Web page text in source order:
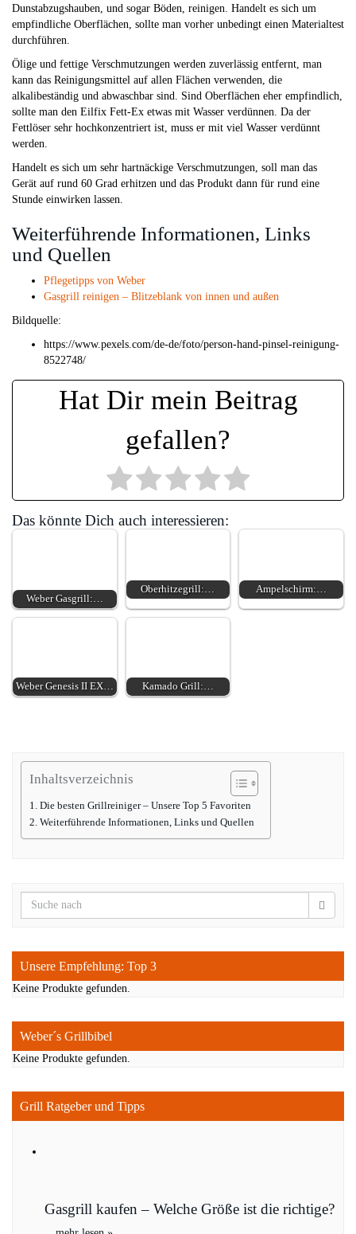
Dunstabzugshauben, und sogar Böden, reinigen. Handelt es sich um
empfindliche Oberflächen, sollte man vorher unbedingt einen Materialtest
durchführen.
Ölige und fettige Verschmutzungen werden zuverlässig entfernt, man
kann das Reinigungsmittel auf allen Flächen verwenden, die
alkalibeständig und abwaschbar sind. Sind Oberflächen eher empfindlich,
sollte man den Eilfix Fett-Ex etwas mit Wasser verdünnen. Da der
Fettlöser sehr hochkonzentriert ist, muss er mit viel Wasser verdünnt
werden.
Handelt es sich um sehr hartnäckige Verschmutzungen, soll man das
Gerät auf rund 60 Grad erhitzen und das Produkt dann für rund eine
Stunde einwirken lassen.
Weiterführende Informationen, Links
und Quellen
Pflegetipps von Weber
Gasgrill reinigen – Blitzeblank von innen und außen
Bildquelle:
https://www.pexels.com/de-de/foto/person-hand-pinsel-reinigung-
8522748/
Hat Dir mein Beitrag
gefallen?
Das könnte Dich auch interessieren:
Weber Gasgrill:…
Oberhitzegrill:… Ampelschirm:…
Weber Genesis II EX… Kamado Grill:…
Inhaltsverzeichnis
Die besten Grillreiniger – Unsere Top 5 Favoriten
Weiterführende Informationen, Links und Quellen
Unsere Empfehlung: Top 3
Keine Produkte gefunden.
Weber´s Grillbibel
Keine Produkte gefunden.
Grill Ratgeber und Tipps
Gasgrill kaufen – Welche Größe ist die richtige?